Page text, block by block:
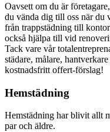
Oavsett om du är
du vända dig till oss när du
från trappstädning till
också hjälpa till vid
Tack vare vår
städare, målare,
kostnadsfritt offert-förslag!
Hemstädning
Hemstädning har blivit allt
par och äldre.